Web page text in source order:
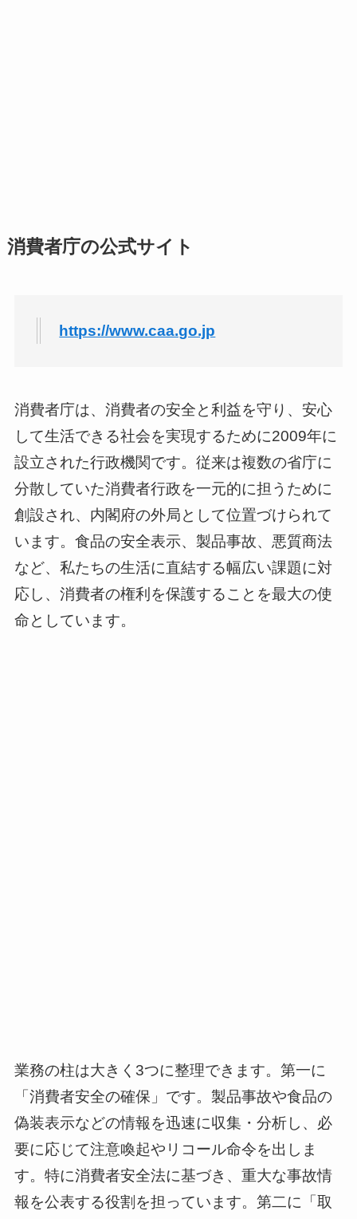
消費者庁の公式サイト
https://www.caa.go.jp
消費者庁は、消費者の安全と利益を守り、安心
して生活できる社会を実現するために2009年に
設立された行政機関です。従来は複数の省庁に
分散していた消費者行政を一元的に担うために
創設され、内閣府の外局として位置づけられて
います。食品の安全表示、製品事故、悪質商法
など、私たちの生活に直結する幅広い課題に対
応し、消費者の権利を保護することを最大の使
命としています。
業務の柱は大きく3つに整理できます。第一に
「消費者安全の確保」です。製品事故や食品の
偽装表示などの情報を迅速に収集・分析し、必
要に応じて注意喚起やリコール命令を出しま
す。特に消費者安全法に基づき、重大な事故情
報を公表する役割を担っています。第二に「取